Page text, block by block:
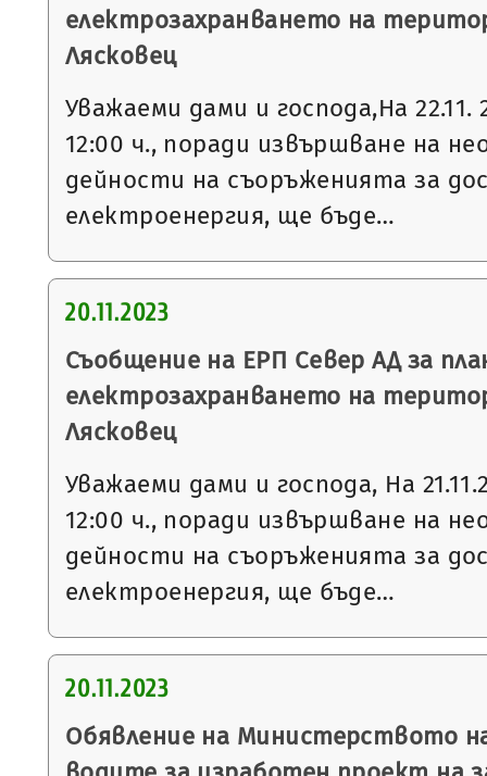
електрозахранването на
Лясковец
Уважаеми дами и господа,На
12:00 ч., поради извършване на
дейности на съоръженията за
електроенергия, ще бъде…
20.11.2023
Съобщение на ЕРП Север АД за
електрозахранването на
Лясковец
Уважаеми дами и господа, На
12:00 ч., поради извършване на
дейности на съоръженията за
електроенергия, ще бъде…
20.11.2023
Обявление на Министерството